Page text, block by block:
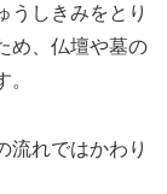
うしきみをとり
め、仏壇や墓の
流れではかわり